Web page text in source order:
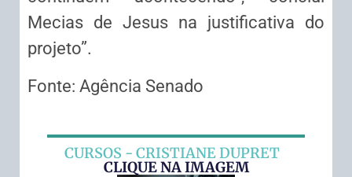
Mecias de Jesus na justificativa do
projeto”.
Fonte: Agência Senado
CURSOS - CRISTIANE DUPRET
CLIQUE NA IMAGEM